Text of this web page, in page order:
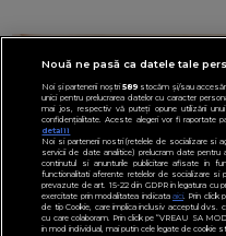
Nouă ne pasă ca datele tale
Noi și partenerii noștri589stocăm și/sau
unici pentru prelucrarea datelor cu caracter
mai jos, respectiv vă puteți opune utilizării
confidențialitate. Aceste alegeri vor fi raportate
detalii
Noi si partenerii nostri (retelele de socializare si
servicii de date analitice) prelucram date
continutul si anunturile publicitare afisate in
functionalitati aferente retelelor de socializare
prevazute de art. 15-22 din GDPR in legatura cu
exercitate prin modalitatea indicataaici. Prin click
de tip Cookie, care implica inclusiv acceptul dvs.
cu care colaboram. Prin click pe “VREAU SA
in mod individual, mai putin cele legate de cookie